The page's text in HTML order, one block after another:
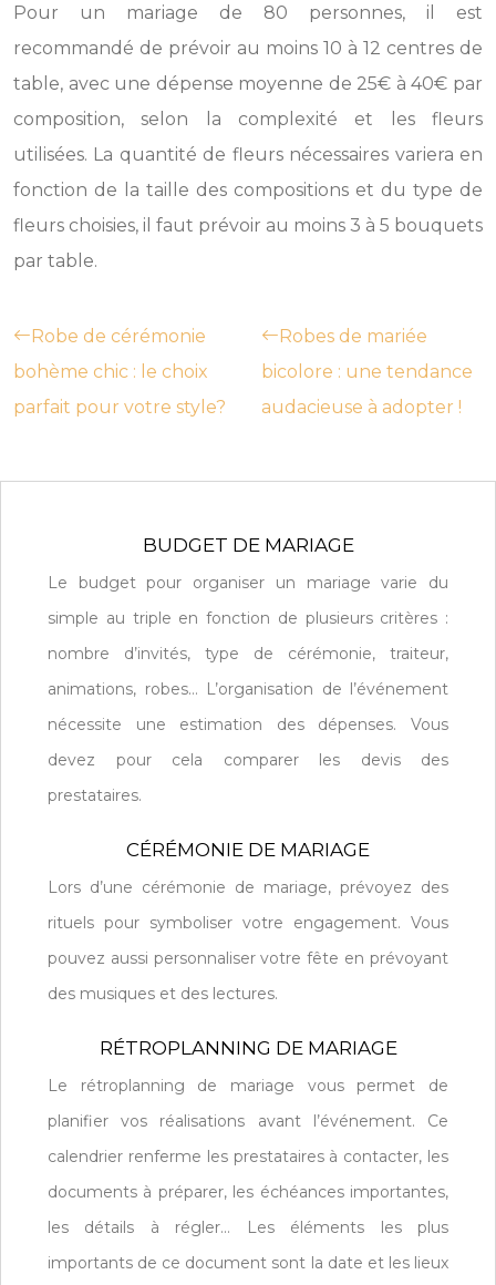
Pour un mariage de 80 personnes, il est
recommandé de prévoir au moins 10 à 12 centres de
table, avec une dépense moyenne de 25€ à 40€ par
composition, selon la complexité et les fleurs
utilisées. La quantité de fleurs nécessaires variera en
fonction de la taille des compositions et du type de
fleurs choisies, il faut prévoir au moins 3 à 5 bouquets
par table.
Robe de cérémonie
bohème chic : le choix
parfait pour votre style?
Robes de mariée
bicolore : une tendance
audacieuse à adopter !
BUDGET DE MARIAGE
Le budget pour organiser un mariage varie du
simple au triple en fonction de plusieurs critères :
nombre d’invités, type de cérémonie, traiteur,
animations, robes… L’organisation de l’événement
nécessite une estimation des dépenses. Vous
devez pour cela comparer les devis des
prestataires.
CÉRÉMONIE DE MARIAGE
Lors d’une cérémonie de mariage, prévoyez des
rituels pour symboliser votre engagement. Vous
pouvez aussi personnaliser votre fête en prévoyant
des musiques et des lectures.
RÉTROPLANNING DE MARIAGE
Le rétroplanning de mariage vous permet de
planifier vos réalisations avant l’événement. Ce
calendrier renferme les prestataires à contacter, les
documents à préparer, les échéances importantes,
les détails à régler… Les éléments les plus
importants de ce document sont la date et les lieux